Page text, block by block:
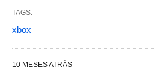
TAGS:
xbox
10 MESES ATRÁS